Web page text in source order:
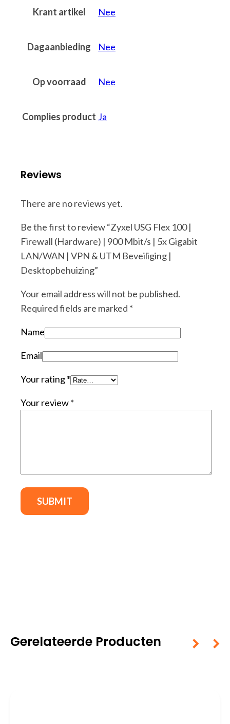
Krant artikel Nee
Dagaanbieding Nee
Op voorraad Nee
Complies product Ja
Reviews
There are no reviews yet.
Be the first to review “Zyxel USG Flex 100 |
Firewall (Hardware) | 900 Mbit/s | 5x Gigabit
LAN/WAN | VPN & UTM Beveiliging |
Desktopbehuizing”
Your email address will not be published.
Required fields are marked *
Name
Email
Your rating*
Your review*
Gerelateerde Producten